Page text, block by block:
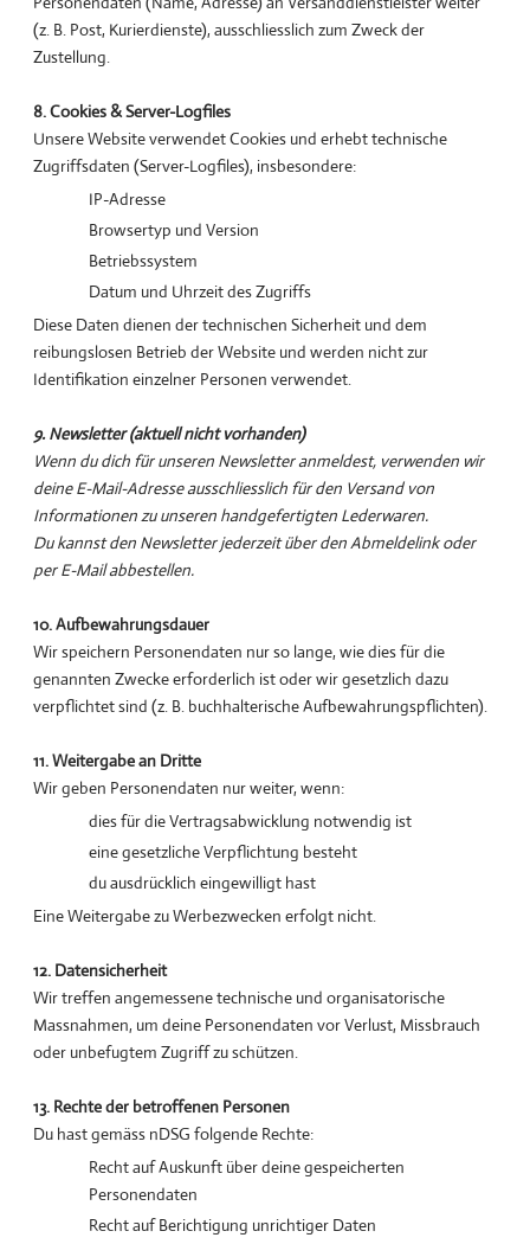
(z. B. Post, Kurierdienste), ausschliesslich zum Zweck der
Zustellung.
8. Cookies & Server-Logfiles
Unsere Website verwendet Cookies und erhebt technische
Zugriffsdaten (Server-Logfiles), insbesondere:
IP-Adresse
Browsertyp und Version
Betriebssystem
Datum und Uhrzeit des Zugriffs
Diese Daten dienen der technischen Sicherheit und dem
reibungslosen Betrieb der Website und werden nicht zur
Identifikation einzelner Personen verwendet.
9. Newsletter (aktuell nicht vorhanden)
Wenn du dich für unseren Newsletter anmeldest, verwenden wir
deine E-Mail-Adresse ausschliesslich für den Versand von
Informationen zu unseren handgefertigten Lederwaren.
Du kannst den Newsletter jederzeit über den Abmeldelink oder
per E-Mail abbestellen.
10. Aufbewahrungsdauer
Wir speichern Personendaten nur so lange, wie dies für die
genannten Zwecke erforderlich ist oder wir gesetzlich dazu
verpflichtet sind (z. B. buchhalterische Aufbewahrungspflichten).
11. Weitergabe an Dritte
Wir geben Personendaten nur weiter, wenn:
dies für die Vertragsabwicklung notwendig ist
eine gesetzliche Verpflichtung besteht
du ausdrücklich eingewilligt hast
Eine Weitergabe zu Werbezwecken erfolgt nicht.
12. Datensicherheit
Wir treffen angemessene technische und organisatorische
Massnahmen, um deine Personendaten vor Verlust, Missbrauch
oder unbefugtem Zugriff zu schützen.
13. Rechte der betroffenen Personen
Du hast gemäss nDSG folgende Rechte:
Recht auf Auskunft über deine gespeicherten
Personendaten
Recht auf Berichtigung unrichtiger Daten